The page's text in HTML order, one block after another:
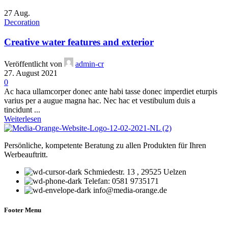
27 Aug.
Decoration
Creative water features and exterior
Veröffentlicht von
admin-cr
27. August 2021
0
Ac haca ullamcorper donec ante habi tasse donec imperdiet eturpis
varius per a augue magna hac. Nec hac et vestibulum duis a
tincidunt ...
Weiterlesen
Persönliche, kompetente Beratung zu allen Produkten für Ihren
Werbeauftritt.
Schmiedestr. 13 , 29525 Uelzen
Telefan: 0581 9735171
info@media-orange.de
Footer Menu